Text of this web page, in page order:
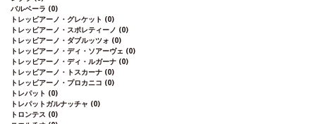
バルベーラ (0)
トレッビアーノ・グレケット (0)
トレッビアーノ・スポレティーノ (0)
トレッビアーノ・ダブルッツォ (0)
トレッビアーノ・ディ・ソアーヴェ (0)
トレッビアーノ・ディ・ルガーナ (0)
トレッビアーノ・トスカーナ (0)
トレッビアーノ・プロカニコ (0)
トレパット (0)
トレパットガルナッチャ (0)
トロンテス (0)